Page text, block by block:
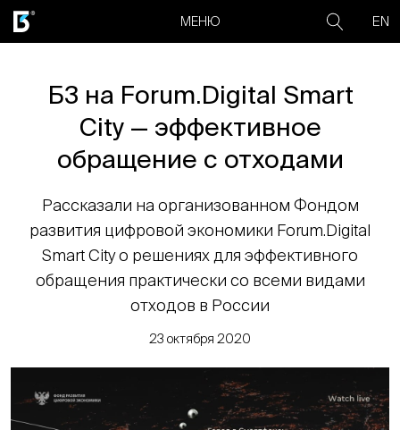
МЕНЮ EN
Б3 на Forum.Digital Smart
City — эффективное
обращение с отходами
Рассказали на организованном Фондом
развития цифровой экономики Forum.Digital
Smart City о решениях для эффективного
обращения практически со всеми видами
отходов в России
23 октября 2020